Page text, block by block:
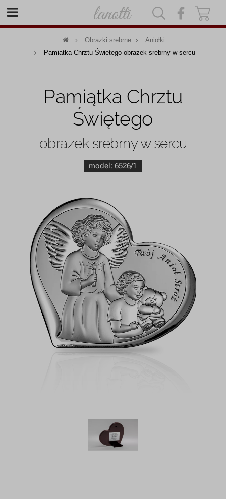
Obrazki srebrne
Aniołki
Pamiątka Chrztu Świętego obrazek srebrny w sercu
Pamiątka Chrztu
Świętego
obrazek srebrny w sercu
model:6526/1